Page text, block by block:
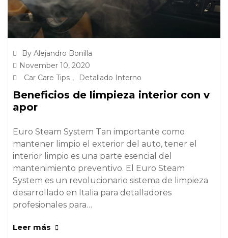
By Alejandro Bonilla
November 10, 2020
Car Care Tips , Detallado Interno
Beneficios de limpieza interior con v
apor
Euro Steam System Tan importante como
mantener limpio el exterior del auto, tener el
interior limpio es una parte esencial del
mantenimiento preventivo. El Euro Steam
System es un revolucionario sistema de limpieza
desarrollado en Italia para detalladores
profesionales para…
Leer más